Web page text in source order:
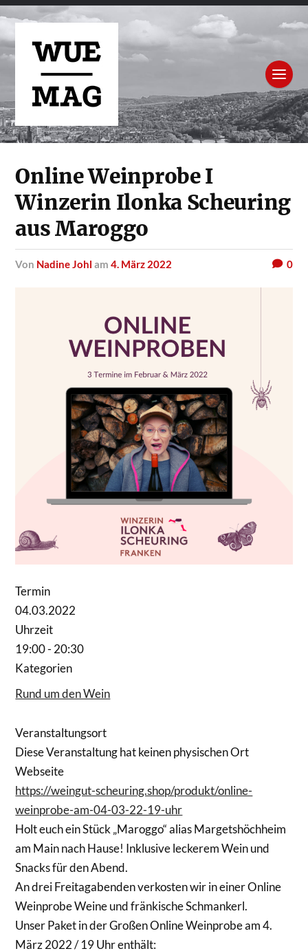
Online Weinprobe I
Winzerin Ilonka Scheuring
aus Maroggo
von Nadine Johl am4. März 2022 0
Termin
04.03.2022
Uhrzeit
19:00 - 20:30
Kategorien
Rund um den Wein
Veranstaltungsort
Diese Veranstaltung hat keinen physischen Ort
Webseite
https://weingut-scheuring.shop/produkt/online-
weinprobe-am-04-03-22-19-uhr
Holt euch ein Stück „Maroggo“ alias Margetshöchheim
am Main nach Hause! Inklusive leckerem Wein und
Snacks für den Abend.
An drei Freitagabenden verkosten wir in einer Online
Weinprobe Weine und fränkische Schmankerl.
Unser Paket in der Großen Online Weinprobe am 4.
März 2022 / 19 Uhr enthält: